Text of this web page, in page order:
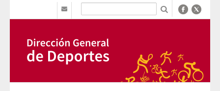
Saltar al contenido